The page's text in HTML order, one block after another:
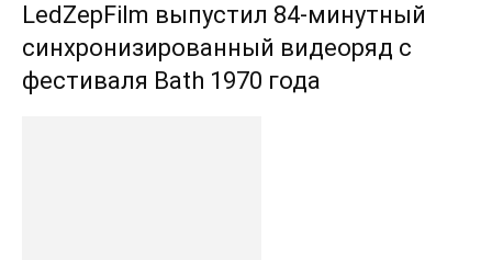
LedZepFilm выпустил 84-минутный
синхронизированный видеоряд с
фестиваля Bath 1970 года